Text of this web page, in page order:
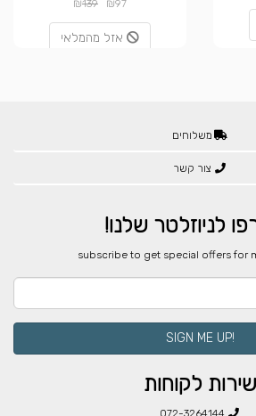
₪97
₪139
אזל מהמלאי
משלוחים
צור קשר
לניוזלטר שלנו!
​subscribe to get special offers for
!SIGN ME UP
שירות לקוחות